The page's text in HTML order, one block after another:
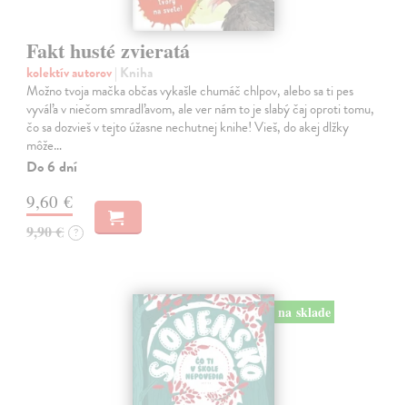
Fakt husté zvieratá
kolektív autorov| Kniha
Možno tvoja mačka občas vykašle chumáč chlpov, alebo sa ti pes
vyváľa v niečom smradľavom, ale ver nám to je slabý čaj oproti tomu,
čo sa dozvieš v tejto úžasne nechutnej knihe! Vieš, do akej dlžky
môže…
Do 6 dní
9,60 €
9,90 € ?
na sklade